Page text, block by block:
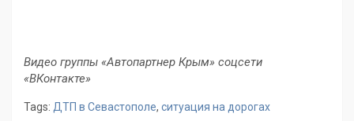
Видео группы «Автопартнер Крым» соцсети
«ВКонтакте»
Tags: ДТП в Севастополе, ситуация на дорогах